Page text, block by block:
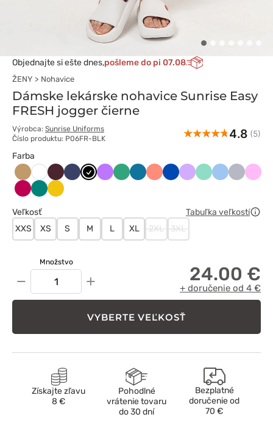
Objednajte si ešte dnes,pošleme do pi 07.08
ŽENY Nohavice
Dámske lekárske nohavice Sunrise Easy
FRESH jogger čierne
Výrobca: Sunrise Uniforms
Číslo produktu: P06FR-BLK
4.8 (5)
Farba
Beżowy
Biały Burgundowy
Ciemny
CzarnyFioletowy
JasnyKaraibskiKoralowyKrólewskiLawendowy
MiętowyNiebieskiPopielaty
Śliwkowy
Zielony
Żółty
Veľkosť
Tabuľka veľkostí
XXS
XS S M L XL 2XL 3XL
Množstvo
− + 24.00 €
+ doručenie od 4 €
VYBERTE VEĽKOSŤ
Získajte zľavu
8 €
Pohodlné
vrátenie tovaru
do 30 dní
Bezplatné
doručenie od
70 €